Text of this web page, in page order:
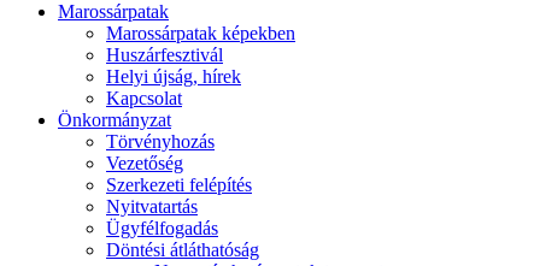
Marossárpatak
Marossárpatak képekben
Huszárfesztivál
Helyi újság, hírek
Kapcsolat
Önkormányzat
Törvényhozás
Vezetőség
Szerkezeti felépítés
Nyitvatartás
Ügyfélfogadás
Döntési átláthatóság